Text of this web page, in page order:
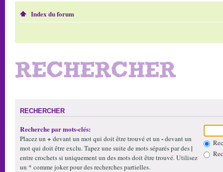
Index du forum
RECHERCHER
RECHERCHER
Recherche par mots-clés:
Placez un + devant un mot qui doit être trouvé et un -devant un
mot qui doit être exclu. Tapez une suite de mots séparés par des|
entre crochets si uniquement un des mots doit être trouvé. Utilisez
un * comme joker pour des recherches partielles.